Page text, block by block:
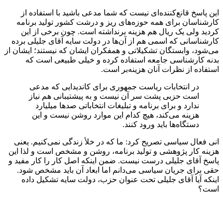
این پاسخ قانع‌کننده‌ای نیست که شما مدعی باشید با استفاده از
کارشناسان برای همه حوزه‌های ریز و درشت کشور تولید برنامه
کردید ولی یک ریال هم هزینه برنداشته است. چون برخی از این
کارشناسانی که اسمی هم از آن‌ها در دولت سایه آقای جلیلی برده
می‌شود، وابستگان تشکیلاتی و همفکران ایشان که نیستند؛ ایشان از
بدنه کارشناسی جامعه استفاده کرده و خیلی طبیعی است که
استفاده از نظرات آنان هزینه‌بر است.
در انتخابات ریاست جمهوری برای کاندیدایی که مدعی
است حزبی پشت سر آن نیست و به پیشتیبانی هم نیاز
ندارد و برای برنامه و تبلیغات انتخاباتی صدها میلیارد
هزینه می‌کند، هیچ کدام این موارد روشن نیست و این
دستگاه‌ها باید ورود کنند.
انی فعال سیاسی تصریح کرد: ما که در خلأ زندگی نمی‌کنیم. یعنی
هزینه کار پژوهشی و تولید برنامه، روشن و مشخص است و لذا این
پاسخ آقای جلیلی درست نیست. ضمن اینکه اصل کار را کار مفید و
حقی برای جریان سیاسی می‌دانم اما ابعاد آن باید مشخص شود.
اینکه آیا آقای جلیلی تحت عنوان حزب، دولت سایه تشکیل داده
است؟